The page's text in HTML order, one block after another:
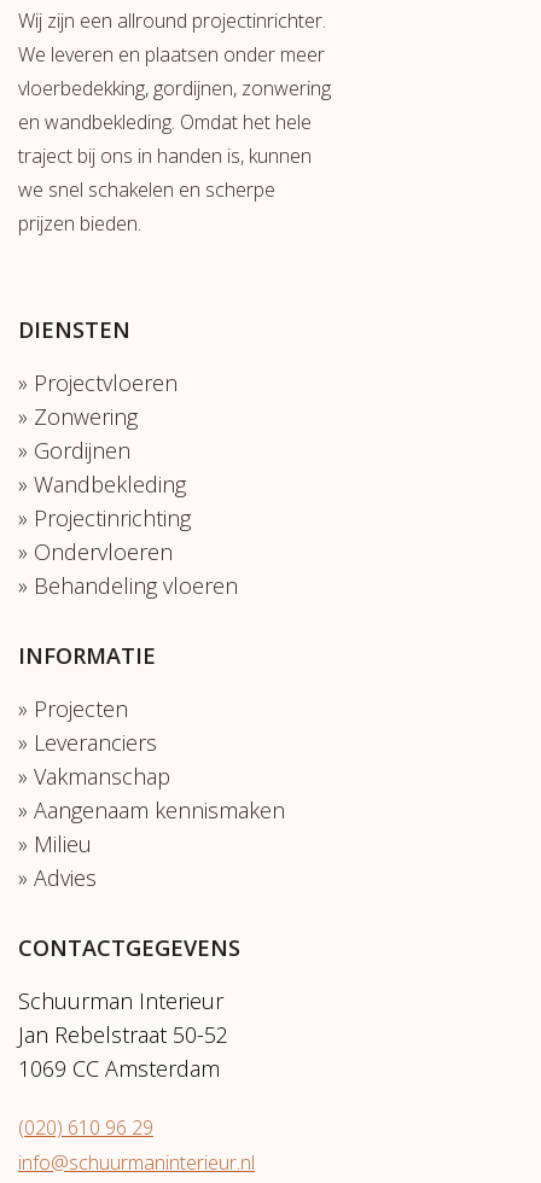
Wij zijn een allround projectinrichter.
We leveren en plaatsen onder meer
vloerbedekking, gordijnen, zonwering
en wandbekleding. Omdat het hele
traject bij ons in handen is, kunnen
we snel schakelen en scherpe
prijzen bieden.
DIENSTEN
Projectvloeren
Zonwering
Gordijnen
Wandbekleding
Projectinrichting
Ondervloeren
Behandeling vloeren
INFORMATIE
Projecten
Leveranciers
Vakmanschap
Aangenaam kennismaken
Milieu
Advies
CONTACTGEGEVENS
Schuurman Interieur
Jan Rebelstraat 50-52
1069 CC Amsterdam
(020) 610 96 29
info@schuurmaninterieur.nl